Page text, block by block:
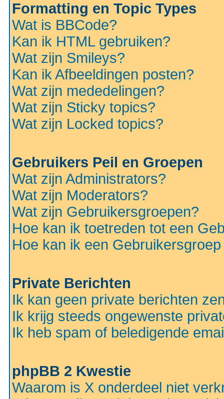
Formatting en Topic Types
Wat is BBCode?
Kan ik HTML gebruiken?
Wat zijn Smileys?
Kan ik Afbeeldingen posten?
Wat zijn mededelingen?
Wat zijn Sticky topics?
Wat zijn Locked topics?
Gebruikers Peil en Groepen
Wat zijn Administrators?
Wat zijn Moderators?
Wat zijn Gebruikersgroepen?
Hoe kan ik toetreden tot een
Hoe kan ik een
Private Berichten
Ik kan geen private berichten
Ik krijg steeds ongewenste
Ik heb spam of beledigende
phpBB 2 Kwestie
Waarom is X onderdeel niet